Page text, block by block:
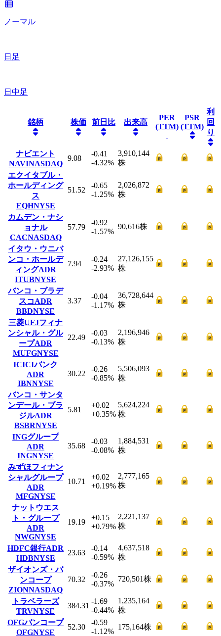
ノーマル
日足
日中足
銘柄 株価 前日比 出来高
PER
(TTM)
PSR
(TTM)
利
回
り
ナビエント
NAVINASDAQ
9.08
-0.41
-4.32%
3,910,144
株
エクイタブル・
ホールディング
ス
EQHNYSE
51.52
-0.65
-1.25%
2,026,872
株
カムデン・ナシ
ョナル
CACNASDAQ
57.79
-0.92
-1.57%
90,616株
イタウ・ウニバ
ンコ・ホールデ
ィングADR
ITUBNYSE
7.94
-0.24
-2.93%
27,126,155
株
バンコ・ブラデ
スコADR
BBDNYSE
3.37
-0.04
-1.17%
36,728,644
株
三菱UFJフィナ
ンシャル・グル
ープADR
MUFGNYSE
22.49
-0.03
-0.13%
2,196,946
株
ICICIバンク
ADR
IBNNYSE
30.22
-0.26
-0.85%
5,506,093
株
バンコ・サンタ
ンデール・ブラ
ジルADR
BSBRNYSE
5.81
+0.02
+0.35%
5,624,224
株
INGグループ
ADR
INGNYSE
35.68
-0.03
-0.08%
1,884,531
株
みずほフィナン
シャルグループ
ADR
MFGNYSE
10.71
+0.02
+0.19%
2,777,165
株
ナットウエス
ト・グループ
ADR
NWGNYSE
19.19
+0.15
+0.79%
2,221,137
株
HDFC銀行ADR
HDBNYSE
23.63
-0.14
-0.59%
4,637,518
株
ザイオンズ・バ
ンコープ
ZIONNASDAQ
70.32
-0.26
-0.37%
720,501株
トラベラーズ
TRVNYSE
384.31
-1.69
-0.44%
1,235,164
株
OFGバンコープ
OFGNYSE
52.30
-0.59
-1.12%
175,164株